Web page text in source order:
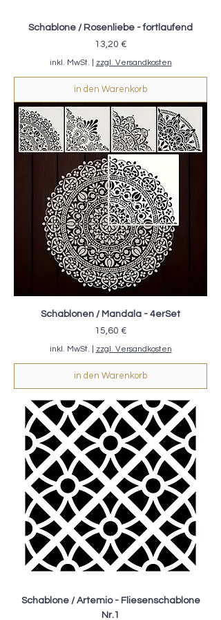
Schablone / Rosenliebe - fortlaufend
Preis
13,20 €
inkl. MwSt. zzgl. Versandkosten
in den Warenkorb
Schablonen / Mandala - 4erSet
Preis
15,60 €
inkl. MwSt. zzgl. Versandkosten
in den Warenkorb
Schablone / Artemio - Fliesenschablone
Nr.1